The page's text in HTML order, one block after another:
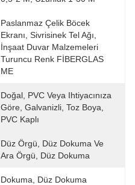
Paslanmaz Çelik Böcek
Ekranı, Sivrisinek Tel Ağı,
İnşaat Duvar Malzemeleri
Turuncu Renk FİBERGLAS
ME
Doğal, PVC Veya Ihtiyacınıza
Göre, Galvanizli, Toz Boya,
PVC Kaplı
Düz Örgü, Düz Dokuma Ve
Ara Örgü, Düz Dokuma
Dokuma, Düz Dokuma